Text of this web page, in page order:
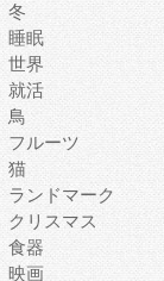
冬
睡眠
世界
就活
鳥
フルーツ
猫
ランドマーク
クリスマス
食器
映画